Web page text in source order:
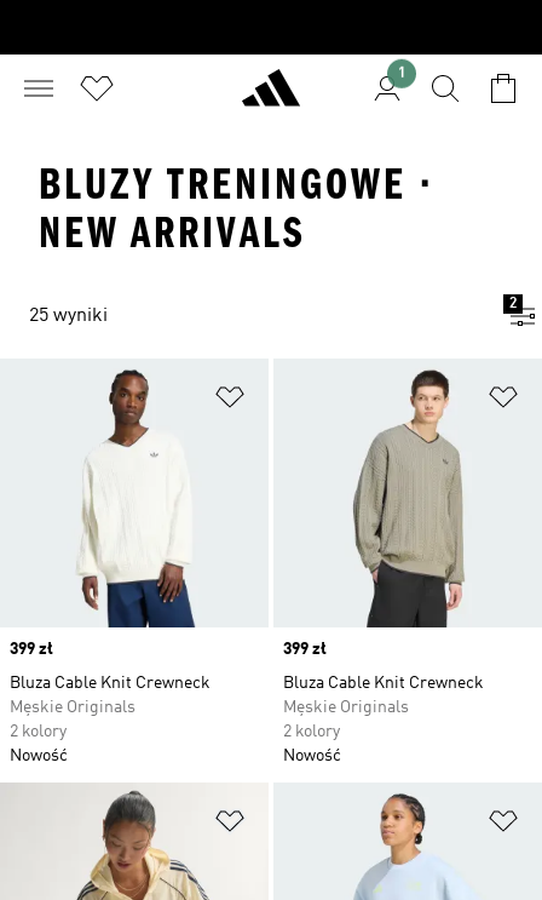
1
BLUZY TRENINGOWE ·
NEW ARRIVALS
25 wyniki
2
Dodaj do listy życzeń
Price
399 zł
Bluza Cable Knit Crewneck
Męskie Originals
2 kolory
Nowość
Price
399 zł
Bluza Cable Knit Crewneck
Męskie Originals
2 kolory
Nowość
Dodaj do listy życzeń